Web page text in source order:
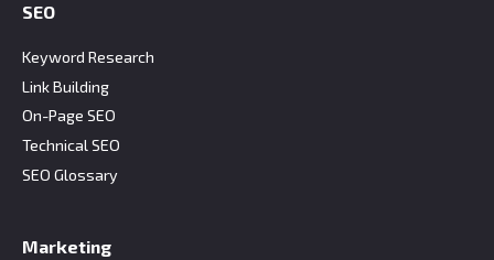
SEO
Keyword Research
Link Building
On-Page SEO
Technical SEO
SEO Glossary
Marketing